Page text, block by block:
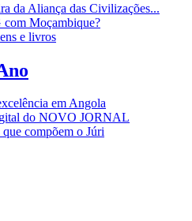
da Aliança das Civilizações...
Moçambique?
e livros
em Angola
do NOVO JORNAL
compõem o Júri